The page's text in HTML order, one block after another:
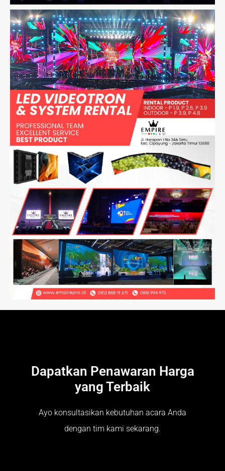
Dapatkan Penawaran Harga
yang Terbaik
Ayo konsultasikan kebutuhan acara Anda
dengan tim kami sekarang.